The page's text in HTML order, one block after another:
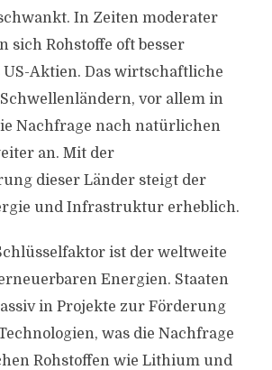
In Zeiten moderater
sich Rohstoffe oft besser
Aktien. Das wirtschaftliche
vor allem in
Nachfrage nach natürlichen
an. Mit der
dieser Länder steigt der
und Infrastruktur erheblich.
ist der weltweite
Energien. Staaten
in Projekte zur Förderung
was die Nachfrage
Rohstoffen wie Lithium und